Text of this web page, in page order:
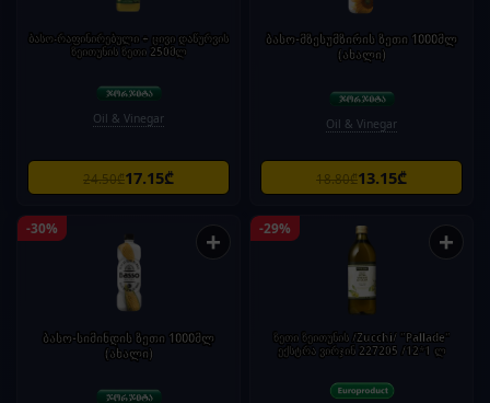
ბასო-რაფინირებული + ცივი დაწურვის
ზეითუნის ზეთი 250მლ
Oil & Vinegar
24.50₾17.15₾
ბასო-მზესუმზირის ზეთი 1000მლ
(ახალი)
Oil & Vinegar
18.80₾13.15₾
-30% +
ბასო-სიმინდის ზეთი 1000მლ
(ახალი)
-29% +
ზეთი ზეითუნის /Zucchi/ "Pallade"
ექსტრა ვირჯინ 227205 /12*1 ლ